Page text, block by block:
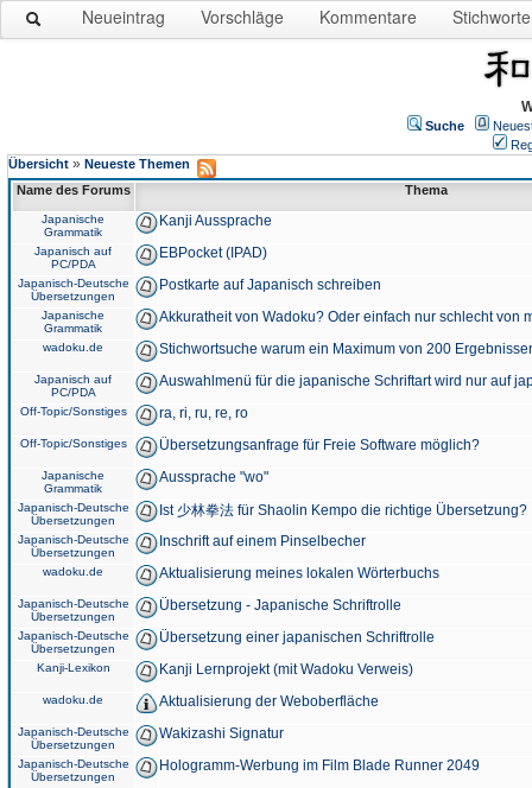
Neueintrag Vorschläge Kommentare Stichworte
Suche
Übersicht » Neueste Themen
Name des Forums
Thema
Japanische
Grammatik
Kanji Aussprache
Japanisch auf
PC/PDA
EBPocket (IPAD)
Japanisch-Deutsche
Übersetzungen
Postkarte auf Japanisch schreiben
Japanische
Grammatik
Akkuratheit von Wadoku? Oder einfach nur schlecht von
wadoku.de Stichwortsuche warum ein Maximum von 200
Japanisch auf
PC/PDA
Auswahlmenü für die japanische Schriftart wird nur auf
Off-Topic/Sonstiges ra, ri, ru, re, ro
Off-Topic/Sonstiges Übersetzungsanfrage für Freie Software möglich?
Japanische
Grammatik
Aussprache "wo"
Japanisch-Deutsche
Übersetzungen
Ist 少林拳法 für Shaolin Kempo die richtige Übersetzung?
Japanisch-Deutsche
Übersetzungen
Inschrift auf einem Pinselbecher
wadoku.de Aktualisierung meines lokalen Wörterbuchs
Japanisch-Deutsche
Übersetzungen
Übersetzung - Japanische Schriftrolle
Japanisch-Deutsche
Übersetzungen
Übersetzung einer japanischen Schriftrolle
Kanji-Lexikon Kanji Lernprojekt (mit Wadoku Verweis)
wadoku.de Aktualisierung der Weboberfläche
Japanisch-Deutsche
Übersetzungen
Wakizashi Signatur
Japanisch-Deutsche
Übersetzungen
Hologramm-Werbung im Film Blade Runner 2049